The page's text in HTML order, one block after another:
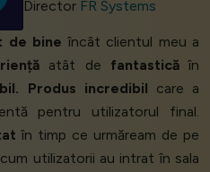
Director FR Systems
de bine încât clientul meu a
atât de fantasticăîn
Produs incredibil care a
pentru utilizatorul final.
în timp ce urmăream de pe
utilizatorii au intrat în sala